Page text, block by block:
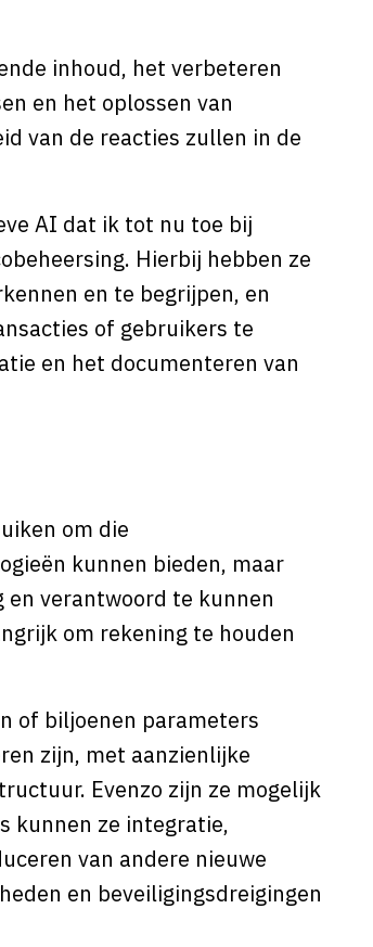
inhoud, het verbeteren
en het oplossen van
van de reacties zullen in de
AI dat ik tot nu toe bij
Hierbij hebben ze
en te begrijpen, en
of gebruikers te
en het documenteren van
om die
kunnen bieden, maar
en verantwoord te kunnen
om rekening te houden
of biljoenen parameters
zijn, met aanzienlijke
Evenzo zijn ze mogelijk
kunnen ze integratie,
van andere nieuwe
en beveiligingsdreigingen